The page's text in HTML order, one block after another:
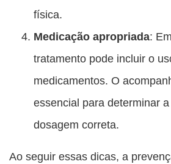
física.
Medicação apropriada:
tratamento pode incluir o
medicamentos. O
essencial para determinar
dosagem correta.
Ao seguir essas dicas, a